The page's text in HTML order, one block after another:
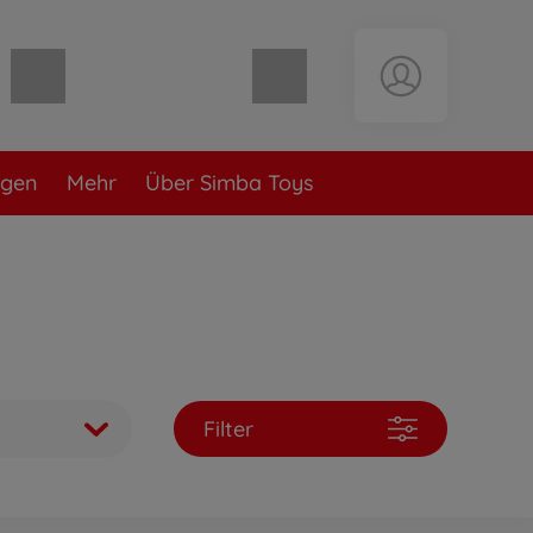
Warenkorb leer
Mehr Über Simba Toys
Filter